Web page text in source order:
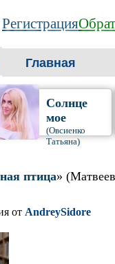
Регистрация
Главная
Солнце
мое
(Овсиенко
Татьяна)
птица»
от AndreySidore